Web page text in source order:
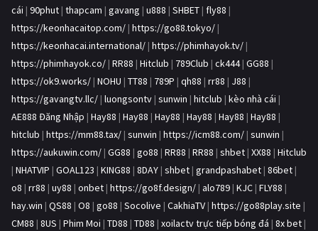
cái | 90phut | thapcam | gavang | u888 | SHBET | fly88 |
https://keonhacaitop.com/ | https://go88.tokyo/ |
https://keonhacai.international/ | https://phimhayok.tv/ |
https://phimhayok.co/ | RR88 | Hitclub | 789Club | ck444| GG88 |
https://ok9.works/ | NOHU | TT88 | 789P | qh88 | rr88 | J88 |
https://gavangtv.llc/ | luongsontv | sunwin | hitclub | kèo nhà cái |
AE888 Đăng Nhập | Hay88 | Hay88 | Hay88 | Hay88 | Hay88 | Hay88 |
hitclub | https://mm88.tax/ | sunwin | https://icm88.com/ | sunwin |
https://aukuwin.com/ | GG88 | go88 | RR88 | RR88 | shbet | XX88 | Hitclub
| NHATVIP | GOAL123 | KING88 | 8DAY | shbet | grandpashabet | 86bet |
o8 | rr88 | uy88 | onbet | https://go8f.design/ | alo789 | KJC | FLY88 |
hay.win | QS88 | O8 | go88 | Socolive | CakhiaTV | https://go88play.site |
CM88 | 8US | Phim Moi | TD88 | TD88 | xoilactv trực tiếp bóng đá | 8x bet |